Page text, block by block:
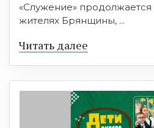
«Служение»
жителях Брянщины, ...
Читать далее